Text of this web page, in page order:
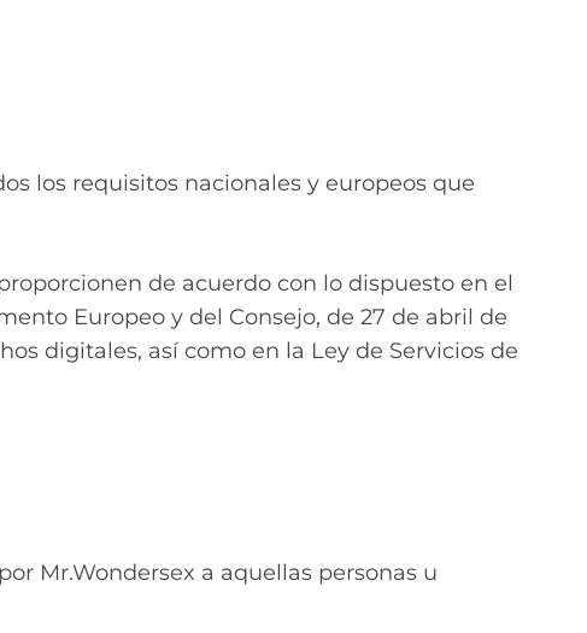
los requisitos nacionales y europeos que
de acuerdo con lo dispuesto en el
Europeo y del Consejo, de 27 de abril de
digitales, así como en la Ley de Servicios de
Mr.Wondersex a aquellas personas u